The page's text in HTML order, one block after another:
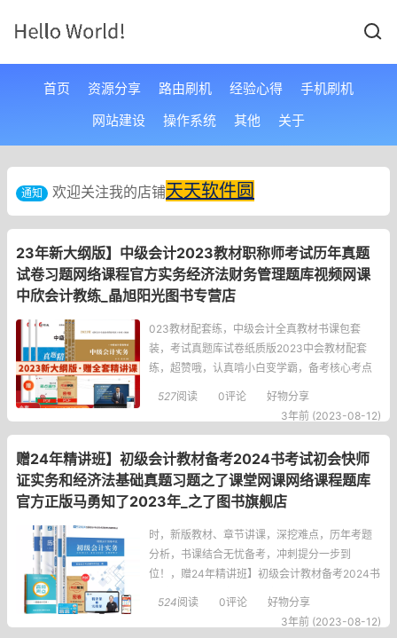
首页 资源分享 路由刷机 经验心得
手机刷机
网站建设
操作系统 其他 关于
通知 欢迎关注我的店铺天天软件圆
23年新大纲版】中级会计2023教材职称师考试历年真题
试卷习题网络课程官方实务经济法财务管理题库视频网课
中欣会计教练_晶旭阳光图书专营店
023教材配套练，中级会计全真教材书课包套
装，考试真题库试卷纸质版2023中会教材配套
练，超赞哦，认真啃小白变学霸，备考核心考点
全覆盖。，23年新大纲版】中级会计2023教材职
称师考试历年真题试卷习题网络课程官方实务经
纸质版2023教材配套
527阅读 0评论
好物分享
3年前 (2023-08-12)
赠24年精讲班】初级会计教材备考2024书考试初会快师
证实务和经济法基础真题习题之了课堂网课网络课程题库
官方正版马勇知了2023年_之了图书旗舰店
时，新版教材、章节讲课，深挖难点，历年考题
分析，书课结合无忧备考，冲刺提分一步到
位！，赠24年精讲班】初级会计教材备考2024书
考试初会快师证实务和经济法基础真题习题之了
课堂网课网络课程题库官方正版马勇知了2023
524阅读 0评论
好物分享
3年前 (2023-08-12)